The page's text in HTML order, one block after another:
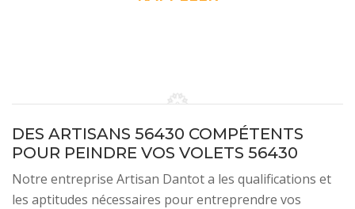
DES ARTISANS 56430 COMPÉTENTS
POUR PEINDRE VOS VOLETS 56430
Notre entreprise Artisan Dantot a les qualifications et
les aptitudes nécessaires pour entreprendre vos